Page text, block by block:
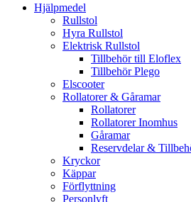
Hjälpmedel
Rullstol
Hyra Rullstol
Elektrisk Rullstol
Tillbehör till Eloflex
Tillbehör Plego
Elscooter
Rollatorer & Gåramar
Rollatorer
Rollatorer Inomhus
Gåramar
Reservdelar &
Kryckor
Käppar
Förflyttning
Personlyft